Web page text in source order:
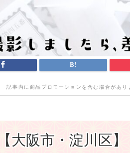
記事内に商品プロモーションを含む場合があり
大阪市・淀川区】